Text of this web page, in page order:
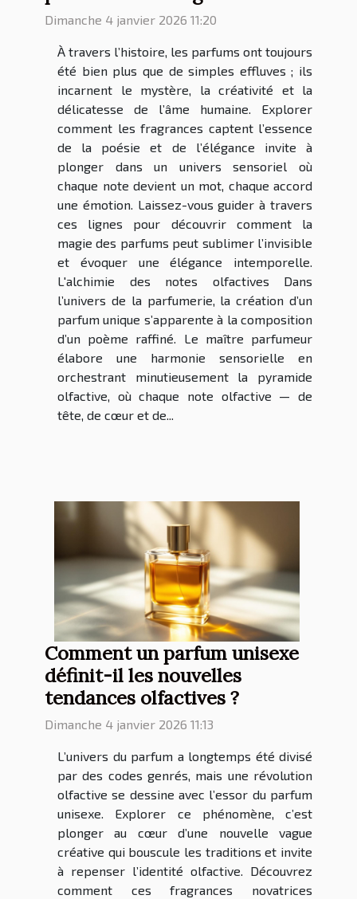
Dimanche 4 janvier 2026 11:20
À travers l’histoire, les parfums ont toujours
été bien plus que de simples effluves ; ils
incarnent le mystère, la créativité et la
délicatesse de l’âme humaine. Explorer
comment les fragrances captent l’essence
de la poésie et de l’élégance invite à
plonger dans un univers sensoriel où
chaque note devient un mot, chaque accord
une émotion. Laissez-vous guider à travers
ces lignes pour découvrir comment la
magie des parfums peut sublimer l’invisible
et évoquer une élégance intemporelle.
L'alchimie des notes olfactives Dans
l’univers de la parfumerie, la création d’un
parfum unique s’apparente à la composition
d’un poème raffiné. Le maître parfumeur
élabore une harmonie sensorielle en
orchestrant minutieusement la pyramide
olfactive, où chaque note olfactive — de
tête, de cœur et de...
Comment un parfum unisexe
définit-il les nouvelles
tendances olfactives ?
Dimanche 4 janvier 2026 11:13
L’univers du parfum a longtemps été divisé
par des codes genrés, mais une révolution
olfactive se dessine avec l’essor du parfum
unisexe. Explorer ce phénomène, c’est
plonger au cœur d’une nouvelle vague
créative qui bouscule les traditions et invite
à repenser l’identité olfactive. Découvrez
comment ces fragrances novatrices